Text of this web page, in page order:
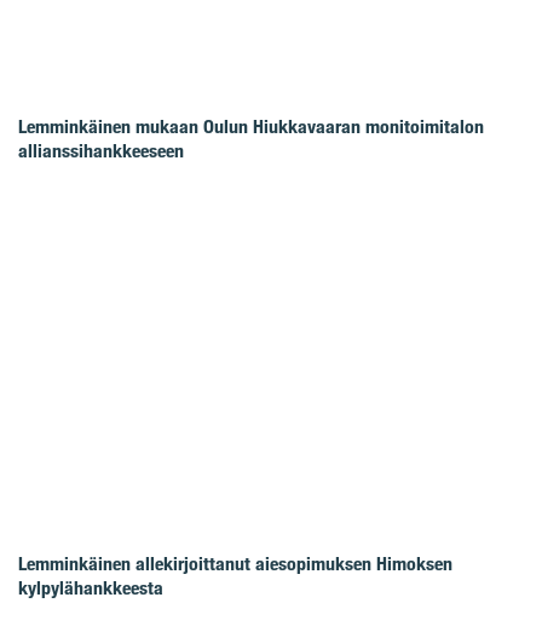
Lemminkäinen mukaan Oulun Hiukkavaaran monitoimitalon
allianssihankkeeseen
Lemminkäinen allekirjoittanut aiesopimuksen Himoksen
kylpylähankkeesta